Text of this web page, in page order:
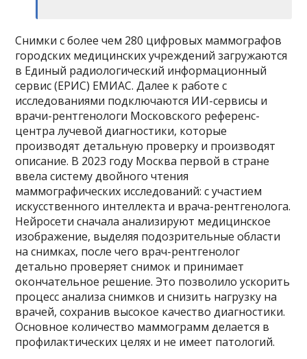
Снимки с более чем 280 цифровых маммографов
городских медицинских учреждений загружаются
в Единый радиологический информационный
сервис (ЕРИС) ЕМИАС. Далее к работе с
исследованиями подключаются ИИ-сервисы и
врачи-рентгенологи Московского референс-
центра лучевой диагностики, которые
производят детальную проверку и производят
описание. В 2023 году Москва первой в стране
ввела систему двойного чтения
маммографических исследований: с участием
искусственного интеллекта и врача-рентгенолога.
Нейросети сначала анализируют медицинское
изображение, выделяя подозрительные области
на снимках, после чего врач-рентгенолог
детально проверяет снимок и принимает
окончательное решение. Это позволило ускорить
процесс анализа снимков и снизить нагрузку на
врачей, сохранив высокое качество диагностики.
Основное количество маммограмм делается в
профилактических целях и не имеет патологий.